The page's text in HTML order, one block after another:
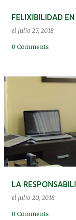
FELIXIBILIDAD
el julio 27, 2018
0 Comments
LA
el julio 20, 2018
0 Comments